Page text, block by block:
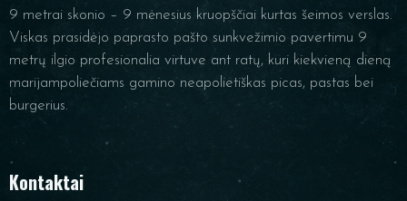
9 metrai skonio – 9 mėnesius kruopščiai kurtas šeimos verslas.
Viskas prasidėjo paprasto pašto sunkvežimio pavertimu 9
metrų ilgio profesionalia virtuve ant ratų, kuri kiekvieną dieną
marijampoliečiams gamino neapolietiškas picas, pastas bei
burgerius.
Kontaktai